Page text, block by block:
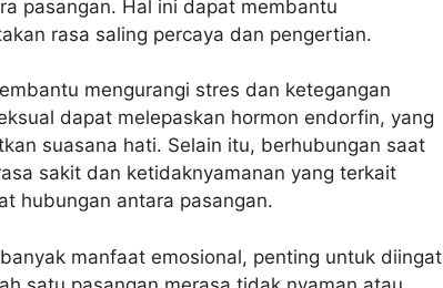
pasangan. Hal ini dapat membantu
rasa saling percaya dan pengertian.
mengurangi stres dan ketegangan
dapat melepaskan hormon endorfin, yang
suasana hati. Selain itu, berhubungan saat
sakit dan ketidaknyamanan yang terkait
hubungan antara pasangan.
manfaat emosional, penting untuk diingat